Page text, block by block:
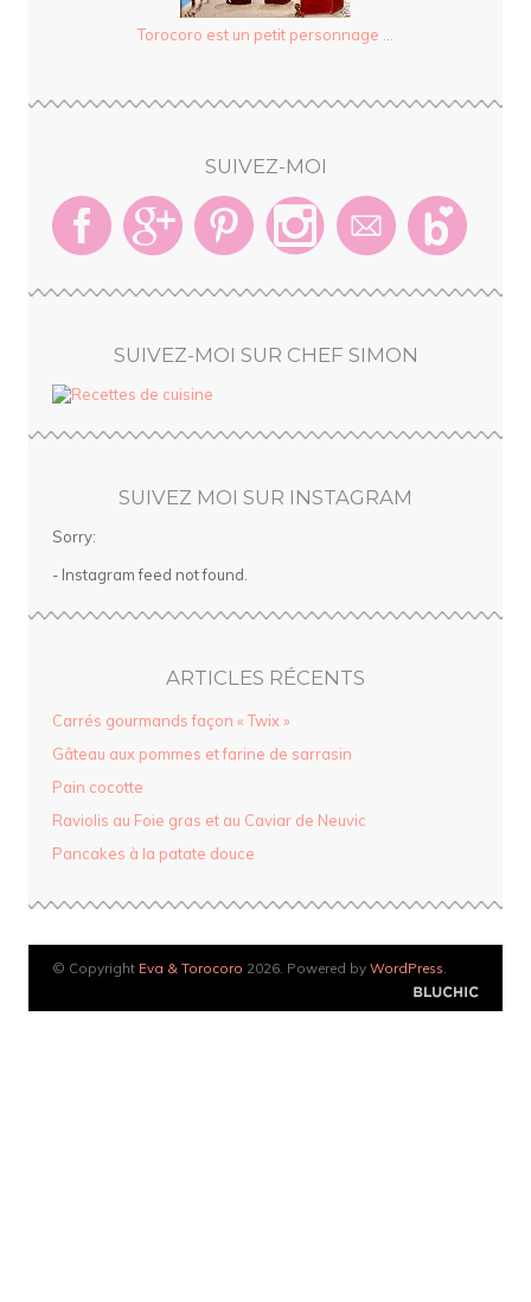
Torocoro est un petit personnage ...
SUIVEZ-MOI
SUIVEZ-MOI SUR CHEF SIMON
SUIVEZ MOI SUR INSTAGRAM
Sorry:
- Instagram feed not found.
ARTICLES RÉCENTS
Carrés gourmands façon « Twix »
Gâteau aux pommes et farine de sarrasin
Pain cocotte
Raviolis au Foie gras et au Caviar de Neuvic
Pancakes à la patate douce
© Copyright Eva & Torocoro 2026. Powered by WordPress.